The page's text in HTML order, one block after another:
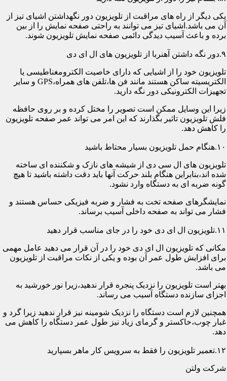
یکی دیگر از راه های مراقبت از تلویزیون دور نگهداشتن اشیای تیز از
آن می باشد.اشیای تیز می توانند به راحتی صفحه نمایش را از بین
برده و باعث آسیب دیدگی دائمی صفحه نمایش تلویزیون شوند.
۹.دور نگه داشتن آهنربا از تلویزیون های ال ای دی
تلویزیون خود را از اشیایی که دارای خاصیت الکترومغناطیسی یا
الکتریسیته ساکن هستند مانند فن ها،تلفن های همراه،GPS و سایر
تجهیزات الکترونیکی دور نگه دارید.
زیرا این وسایل ممکن است تصویر را مختل کرده و بر روی حافظه
فلش تلویزیون تاثیر بگذارند که این امر می تواند عمر صفحه تلویزیون
را کاهش دهد.
۱۰.هنگام حمل تلویزیون بسیار محتاط باشید
تلویزیون های ال سی دی از شیشه های نازک و شکننده ای ساخته
شده اند،بنابراین هنگام بلند حرکت آنها باید دقت داشته باشید تا هیچ
گونه ضربه ای به دستگاه وارد نشود.
نمایشگرهای صفحه تخت به فشار و ضربه فیزیکی حساس هستند و
فشار می تواند به صفحه داخلی آسیب برساند.
۱۱.تلویزیون ال ای دی خود را در جای مناسب قرار دهید
مکانی که تلویزیون ال ای دی خود را در آن قرار می دهید عامل مهمی
برای افزایش طول عمر آن بوده و یکی از نکات مراقبت از تلویزیون
می باشد.
بهتر است تلویزیون را نزدیک پنجره قرار ندهید،زیرا نور خورشید به
اجزای سازنده دستگاه آسیب می رساند.
همچنین لازم است دستگاه را نزدیک شومینه نیز قرار ندهید زیرا گرد و
غبار چوب،خاکستر و گرمای زیاد نیز طول عمر دستگاه را کاهش می
دهد.
۱۲.تعمیر تلویزیون را فقط به سرویس کار ماهر بسپارید
شرکت ولتن